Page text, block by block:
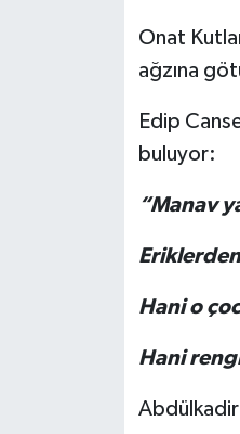
Onat
ağzına
Edip
buluyor:
“Manav
Hani o
Hani
Abdülkadir